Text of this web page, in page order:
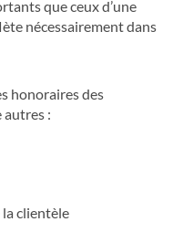
que ceux d’une
nécessairement dans
honoraires des
autres :
clientèle